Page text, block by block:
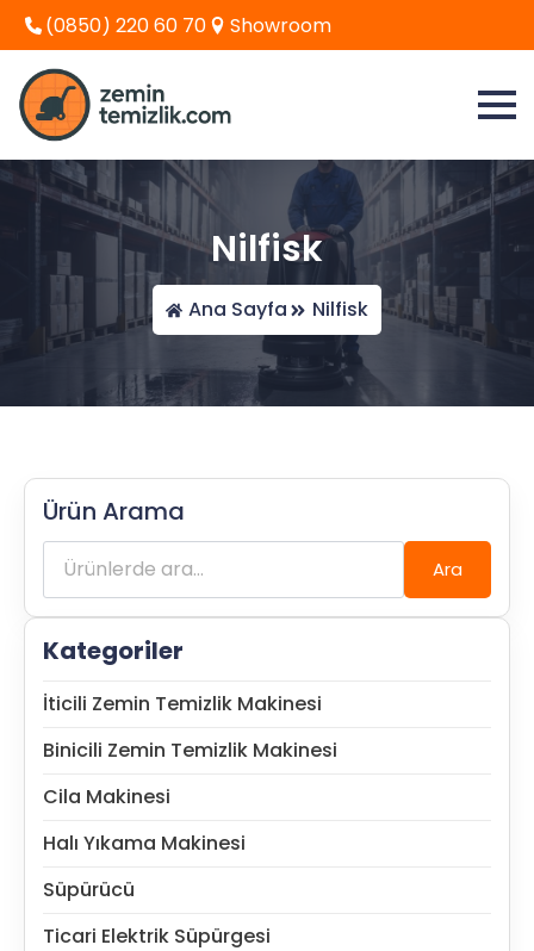
(0850) 220 60 70 Showroom
Nilfisk
Ana Sayfa Nilfisk
Ürün Arama
Ara:
Ara
Kategoriler
İticili Zemin Temizlik Makinesi
Binicili Zemin Temizlik Makinesi
Cila Makinesi
Halı Yıkama Makinesi
Süpürücü
Ticari Elektrik Süpürgesi